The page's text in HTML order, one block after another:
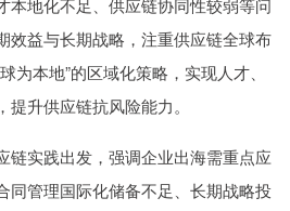
本地化不足、供应链协同性较弱等问
效益与长期战略，注重供应链全球布
为本地”的区域化策略，实现人才、
升供应链抗风险能力。
实践出发，强调企业出海需重点应
同管理国际化储备不足、长期战略投